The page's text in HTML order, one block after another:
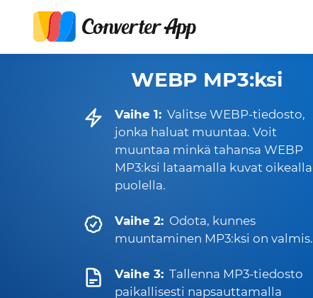
WEBP MP3:ksi
Vaihe 1: Valitse WEBP-tiedosto,
jonka haluat muuntaa. Voit
muuntaa minkä tahansa WEBP
MP3:ksi lataamalla kuvat oikealla
puolella.
Vaihe 2: Odota, kunnes
muuntaminen MP3:ksi on valmis.
Vaihe 3: Tallenna MP3-tiedosto
paikallisesti napsauttamalla